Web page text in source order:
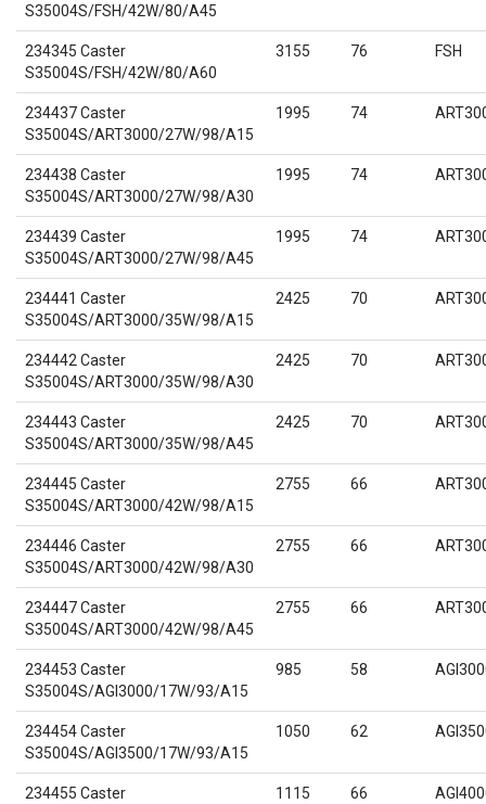
S35004S/FSH/42W/80/A45
234345 Caster
S35004S/FSH/42W/80/A60
3155 76 FSH
234437 Caster
S35004S/ART3000/27W/98/A15
1995 74
234438 Caster
S35004S/ART3000/27W/98/A30
1995 74
234439 Caster
S35004S/ART3000/27W/98/A45
1995 74
234441 Caster
S35004S/ART3000/35W/98/A15
2425 70
234442 Caster
S35004S/ART3000/35W/98/A30
2425 70
234443 Caster
S35004S/ART3000/35W/98/A45
2425 70
234445 Caster
S35004S/ART3000/42W/98/A15
2755 66
234446 Caster
S35004S/ART3000/42W/98/A30
2755 66
234447 Caster
S35004S/ART3000/42W/98/A45
2755 66
234453 Caster
S35004S/AGI3000/17W/93/A15
985 58
234454 Caster
S35004S/AGI3500/17W/93/A15
1050 62
234455 Caster
1115 66